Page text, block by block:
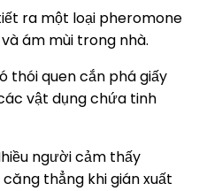
ra một loại pheromone
ám mùi trong nhà.
thói quen cắn phá giấy
vật dụng chứa tinh
người cảm thấy
thẳng khi gián xuất